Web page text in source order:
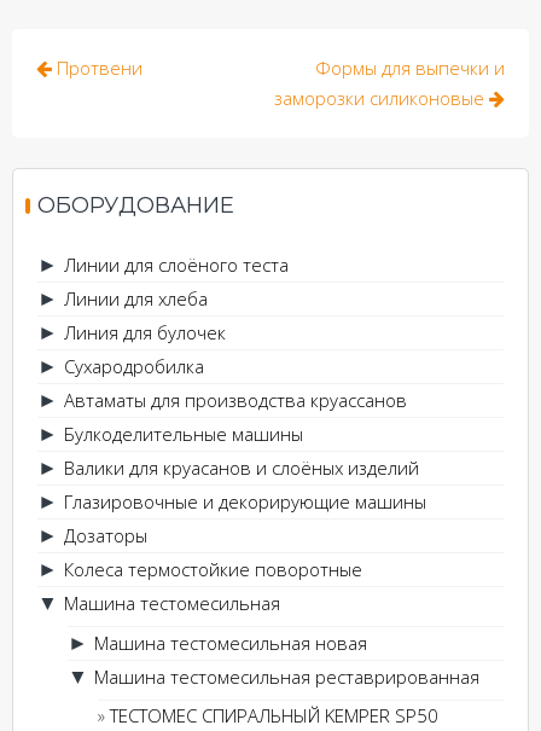
Навигация
Протвени
Формы для выпечки и
заморозки силиконовые
ОБОРУДОВАНИЕ
► Линии для слоёного теста
► Линии для хлеба
► Линия для булочек
► Сухародробилка
► Автаматы для производства круассанов
► Булкоделительные машины
► Валики для круасанов и слоёных изделий
► Глазировочные и декорирующие машины
► Дозаторы
► Колеса термостойкие поворотные
▼ Машина тестомесильная
► Машина тестомесильная новая
▼ Машина тестомесильная реставрированная
ТЕСТОМЕС СПИРАЛЬНЫЙ KEMPER SP50